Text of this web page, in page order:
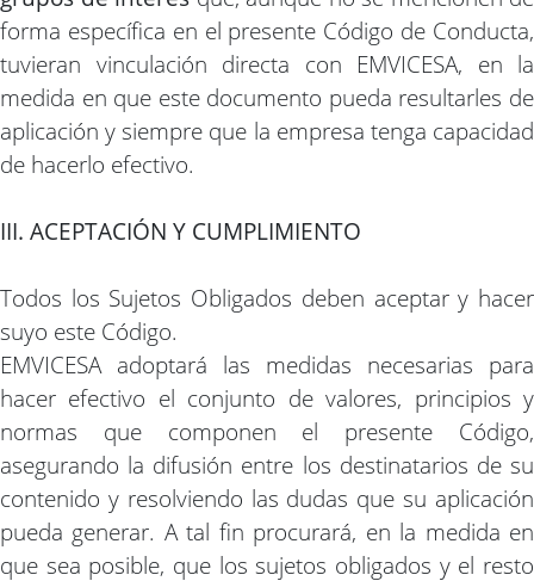
forma específica en el presente Código de Conducta,
tuvieran vinculación directa con EMVICESA, en la
medida en que este documento pueda resultarles de
aplicación y siempre que la empresa tenga capacidad
de hacerlo efectivo.
III. ACEPTACIÓN Y CUMPLIMIENTO
Todos los Sujetos Obligados deben aceptar y hacer
suyo este Código.
EMVICESA adoptará las medidas necesarias para
hacer efectivo el conjunto de valores, principios y
normas que componen el presente Código,
asegurando la difusión entre los destinatarios de su
contenido y resolviendo las dudas que su aplicación
pueda generar. A tal fin procurará, en la medida en
que sea posible, que los sujetos obligados y el resto